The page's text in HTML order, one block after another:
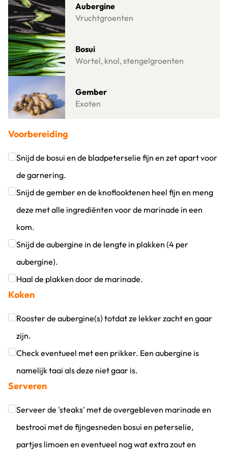
Aubergine
Vruchtgroenten
Bosui
Wortel, knol, stengelgroenten
Lees meer over Bosui
Gember
Exoten
Lees meer over Gember
Voorbereiding
Snijd de bosui en de bladpeterselie fijn en zet apart voor
de garnering.
Klik om dit selectievakje aan te vinken
Snijd de gember en de knoflooktenen heel fijn en meng
deze met alle ingrediënten voor de marinade in een
kom.
Klik om dit selectievakje aan te vinken
Snijd de aubergine in de lengte in plakken (4 per
aubergine).
Klik om dit selectievakje aan te vinken
Haal de plakken door de marinade.
Klik om dit selectievakje aan te vinken
Koken
Rooster de aubergine(s) totdat ze lekker zacht en gaar
zijn.
Klik om dit selectievakje aan te vinken
Check eventueel met een prikker. Een aubergine is
namelijk taai als deze niet gaar is.
Klik om dit selectievakje aan te vinken
Serveren
Serveer de 'steaks' met de overgebleven marinade en
bestrooi met de fijngesneden bosui en peterselie,
partjes limoen en eventueel nog wat extra zout en